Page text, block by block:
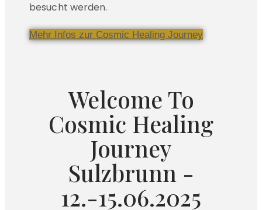
besucht werden.
Mehr Infos zur Cosmic Healing Journey
Welcome To
Cosmic Healing
Journey
Sulzbrunn -
12.-15.06.2025